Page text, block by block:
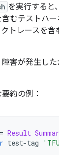
を実行すると
むテストハ
トレースを含
害が発生し
約の例：
Result
test-tag